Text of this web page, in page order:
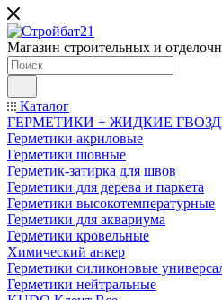
Магазин строительных и
Каталог
ГЕРМЕТИКИ + ЖИДКИЕ
Герметики акриловые
Герметики шовные
Герметик-затирка для швов
Герметики для дерева и паркета
Герметики высокотемпературные
Герметики для аквариума
Герметики кровельные
Химический анкер
Герметики силиконовые
Герметики нейтральные